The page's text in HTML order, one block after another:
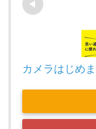
カメラはじめ